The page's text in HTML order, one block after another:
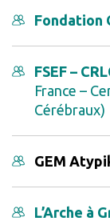
Fondation
FSEF –
France –
Cérébraux)
GEM
L’Arche à